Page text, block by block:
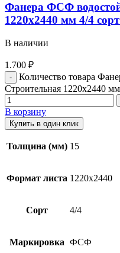
Фанера ФСФ
1220х2440 мм 4/4
В наличии
1.700 ₽
Количество товара
Строительная 1220х2440
В корзину
Купить в один клик
Толщина (мм) 15
Формат листа 1220х2440
Сорт 4/4
Маркировка ФСФ